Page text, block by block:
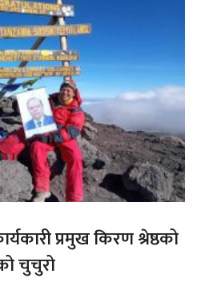
प्रमुख किरण श्रेष्ठको
चुचुरो